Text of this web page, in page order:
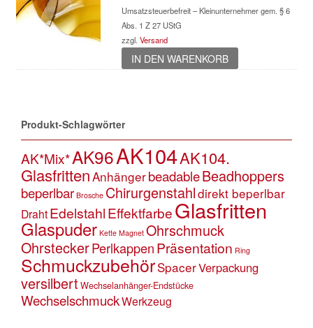
Umsatzsteuerbefreit – Kleinunternehmer gem. § 6
Abs. 1 Z 27 UStG
zzgl. Versand
IN DEN WARENKORB
Produkt-Schlagwörter
AK*Mix*AK96AK104AK104.
GlasfrittenAnhängerbeadableBeadhoppers
beperlbar Brosche Chirurgenstahldirekt beperlbar
DrahtEdelstahlEffektfarbeGlasfritten
Glaspuder Kette Magnet Ohrschmuck
OhrsteckerPerlkappenPräsentation Ring
SchmuckzubehörSpacerVerpackung
versilbert Wechselanhänger-Endstücke
WechselschmuckWerkzeug